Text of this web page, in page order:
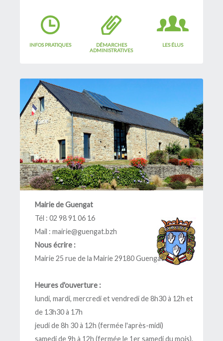
INFOS PRATIQUES
DÉMARCHES
ADMINISTRATIVES
LES ÉLUS
Mairie de Guengat
Tél : 02 98 91 06 16
Mail : mairie@guengat.bzh
Nous écrire :
Mairie 25 rue de la Mairie 29180 Guengat
Heures d'ouverture :
lundi, mardi, mercredi et vendredi de 8h30 à 12h et
de 13h30 à 17h
jeudi de 8h 30 à 12h (fermée l'après-midi)
samedi de 9h à 12h (fermée le 1er samedi du mois).